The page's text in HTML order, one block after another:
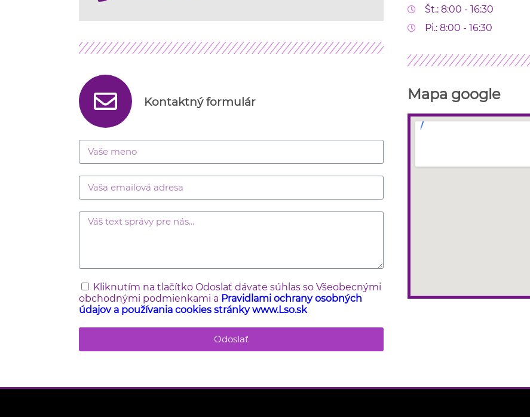
Kontaktný formulár​
Kliknutím na tlačítko Odoslať dávate súhlas so Všeobecnými
obchodnými podmienkami a Pravidlami ochrany osobných
údajov a používania cookies stránky www.Lso.sk
Odoslať
Št.: 8:00 - 16:30
Pi.: 8:00 - 16:30
Mapa google